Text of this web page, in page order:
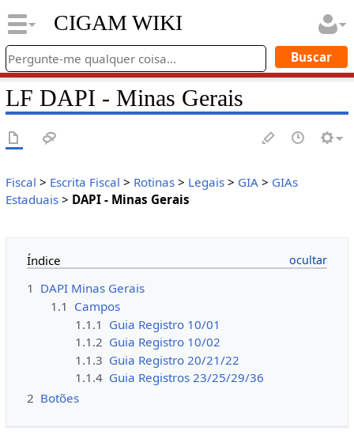
CIGAM WIKI
LF DAPI - Minas Gerais
Fiscal > Escrita Fiscal > Rotinas> Legais> GIA> GIAs
Estaduais> DAPI - Minas Gerais
Índice
1 DAPI Minas Gerais
1.1 Campos
1.1.1 Guia Registro 10/01
1.1.2 Guia Registro 10/02
1.1.3 Guia Registro 20/21/22
1.1.4 Guia Registros 23/25/29/36
2 Botões